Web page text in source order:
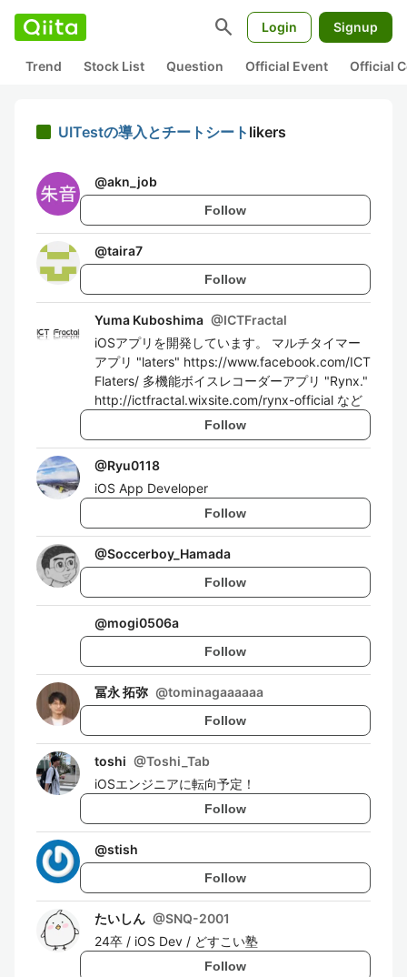
search Login Signup
Trend Stock List Question Official Event Official
UITestの導入とチートシート likers
@akn_job
Follow
@taira7
Follow
Yuma Kuboshima @ICTFractal
iOSアプリを開発しています。 マルチタイマー
アプリ "laters" https://www.facebook.com/ICT
Flaters/ 多機能ボイスレコーダーアプリ "Rynx."
http://ictfractal.wixsite.com/rynx-official など
Follow
@Ryu0118
iOS App Developer
Follow
@Soccerboy_Hamada
Follow
@mogi0506a
Follow
冨永 拓弥 @tominagaaaaaa
Follow
toshi @Toshi_Tab
iOSエンジニアに転向予定！
Follow
@stish
Follow
たいしん @SNQ-2001
24卒 / iOS Dev / どすこい塾
Follow